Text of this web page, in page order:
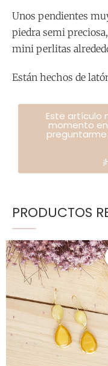
Unos pendientes
piedra semi
mini perlitas
Están hechos de
Este artículo
momento
PRODUCTOS